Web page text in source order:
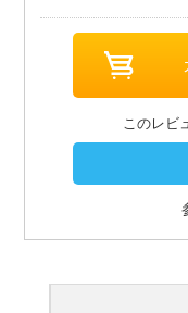
このレビ